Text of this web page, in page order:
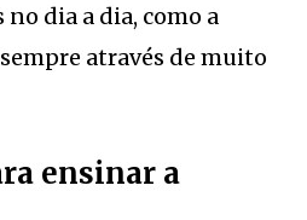
dia a dia, como a
através de muito
ensinar a